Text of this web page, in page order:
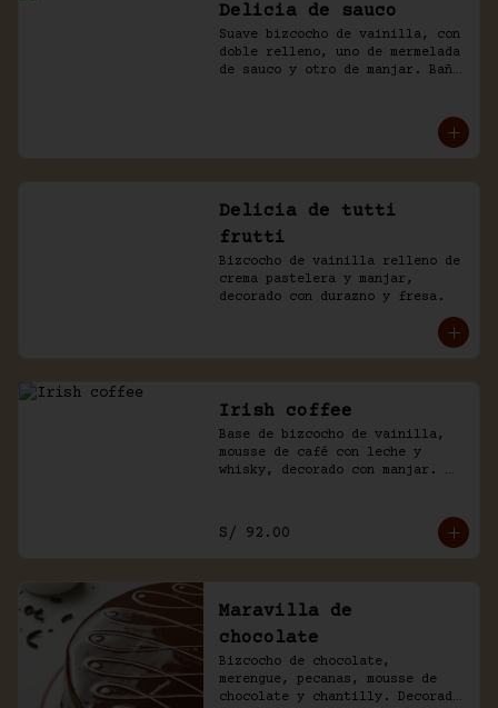
Delicia de sauco
Suave bizcocho de vainilla, con
doble relleno, uno de mermelada
de sauco y otro de manjar. Baño
Delicia de tutti
frutti
Bizcocho de vainilla relleno de
crema pastelera y manjar,
decorado con durazno y fresa.
Irish coffee
Base de bizcocho de vainilla,
mousse de café con leche y
whisky, decorado con manjar.
S/ 92.00
Maravilla de
chocolate
Bizcocho de chocolate,
merengue, pecanas, mousse de
chocolate y chantilly. Decorado